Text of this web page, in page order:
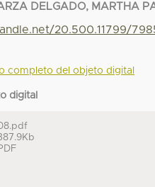
DELGADO, MARTHA
20.500.11799/
completo del objeto digital
digital